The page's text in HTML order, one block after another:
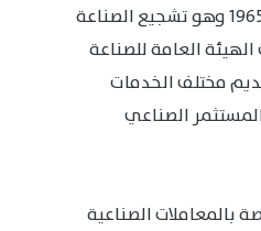
الصناعة رقم 6 لسنة 1965 وهو تشجيع الصناعة
العامة للصناعة
مختلف الخدمات
الصناعي
بالمعاملات الصناعية